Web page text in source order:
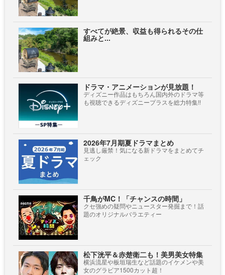
すべてが絶景、収益も得られるその仕
組みと...
ドラマ・アニメーションが見放題！
ディズニー作品はもちろん国内外のドラマ等
も視聴できるディズニープラスを総力特集!!
2026年7月期夏ドラマまとめ
見逃し厳禁！気になる新ドラマをまとめてチ
ェック
千鳥がMC！「チャンスの時間」
クセ強めの疑問やニュースター発掘まで！話
題のオリジナルバラエティー
松下洸平＆赤楚衛二も！美男美女特集
横浜流星や板垣瑞生など話題のイケメンや美
女のグラビア1500カット超！